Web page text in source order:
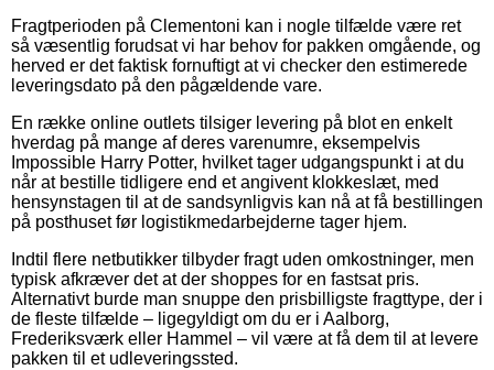
Fragtperioden på Clementoni kan i nogle tilfælde være ret
så væsentlig forudsat vi har behov for pakken omgående, og
herved er det faktisk fornuftigt at vi checker den estimerede
leveringsdato på den pågældende vare.
En række online outlets tilsiger levering på blot en enkelt
hverdag på mange af deres varenumre, eksempelvis
Impossible Harry Potter, hvilket tager udgangspunkt i at du
når at bestille tidligere end et angivent klokkeslæt, med
hensynstagen til at de sandsynligvis kan nå at få bestillingen
på posthuset før logistikmedarbejderne tager hjem.
Indtil flere netbutikker tilbyder fragt uden omkostninger, men
typisk afkræver det at der shoppes for en fastsat pris.
Alternativt burde man snuppe den prisbilligste fragttype, der i
de fleste tilfælde – ligegyldigt om du er i Aalborg,
Frederiksværk eller Hammel – vil være at få dem til at levere
pakken til et udleveringssted.